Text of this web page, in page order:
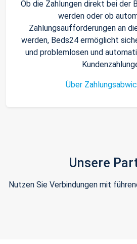
Ob die Zahlungen direkt bei der
werden oder ob
Zahlungsaufforderungen an
werden, Beds24 ermöglicht
und problemlosen und
Über
Unsere
Nutzen Sie Verbindungen mit